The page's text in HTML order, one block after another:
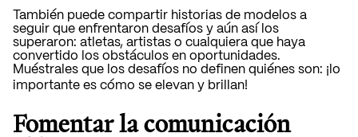
También puede compartir historias de modelos a
seguir que enfrentaron desafíos y aún así los
superaron: atletas, artistas o cualquiera que haya
convertido los obstáculos en oportunidades.
Muéstrales que los desafíos no definen quiénes son: ¡lo
importante es cómo se elevan y brillan!
Fomentar la comunicación